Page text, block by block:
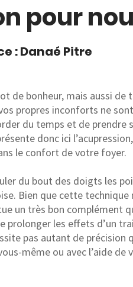
pour
: Danaé Pitre
de bonheur, mais aussi
propres inconforts ne
du temps et de
donc ici
le confort de votre foyer.
du bout des doigts les
Bien que cette
un très bon complément
prolonger les effets d’un
pas autant de précision
même ou avec l’aide